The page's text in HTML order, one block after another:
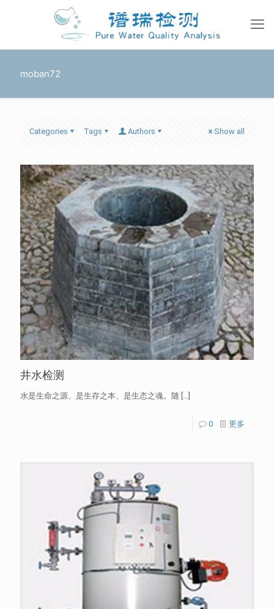
moban72
Categories Tags Authors Show all
井水检测
水是生命之源、是生存之本、是生态之魂。随
0 更多